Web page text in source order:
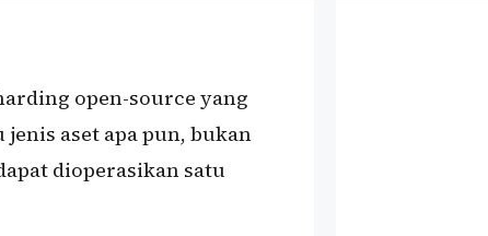
open-source yang
aset apa pun, bukan
dioperasikan satu